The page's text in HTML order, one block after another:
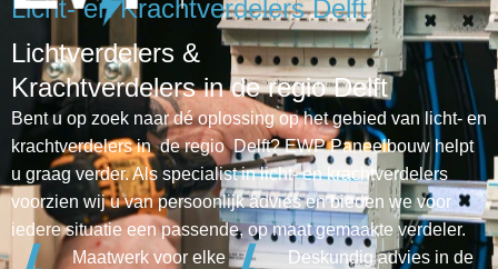
Licht- en Krachtverdelers Delft
Lichtverdelers &
Krachtverdelers in de regio Delft
Bent u op zoek naar dé oplossing op het gebied van licht- en
krachtverdelers in de regio Delft? EWP Paneelbouw helpt
u graag verder. Als specialist in licht- en krachtverdelers
voorzien wij u van persoonlijk advies en bieden we voor
iedere situatie een passende, op maat gemaakte verdeler.
Maatwerk voor elke
Deskundig advies in de